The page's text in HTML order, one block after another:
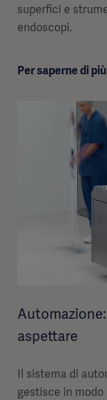
superfici e
endoscopi.
Per saperne di più
aspettare
Il sistema di
gestisce in